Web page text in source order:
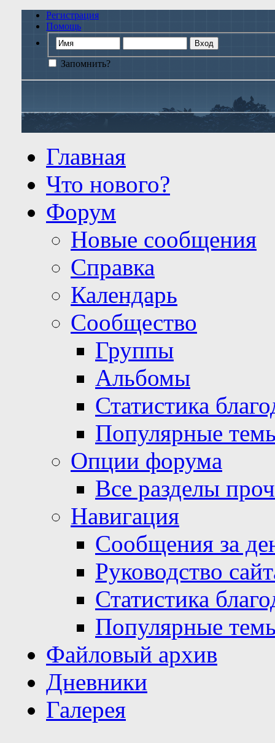
Регистрация
Помощь
Запомнить?
Главная
Что нового?
Форум
Новые сообщения
Справка
Календарь
Сообщество
Группы
Альбомы
Статистика
Популярные
Опции форума
Все разделы
Навигация
Сообщения за
Руководство
Статистика
Популярные
Файловый архив
Дневники
Галерея